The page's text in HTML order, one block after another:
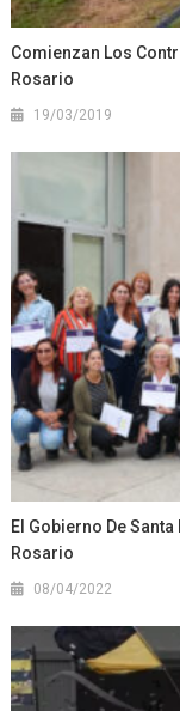
Comienzan Los
Rosario
19/03/2019
El Gobierno De
Rosario
08/04/2022